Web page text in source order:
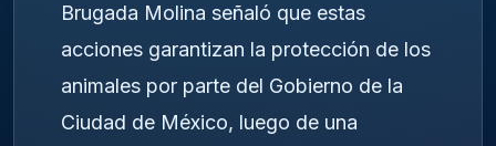
Brugada Molina señaló que estas
acciones garantizan la protección de los
animales por parte del Gobierno de la
Ciudad de México, luego de una